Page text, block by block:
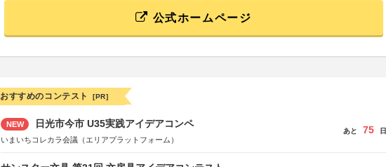
公式ホームページ
おすすめのコンテスト [PR]
NEW 日光市今市 U35実践アイデアコンペ
いまいちコレカラ会議（エリアプラットフォーム）
あと 75 日